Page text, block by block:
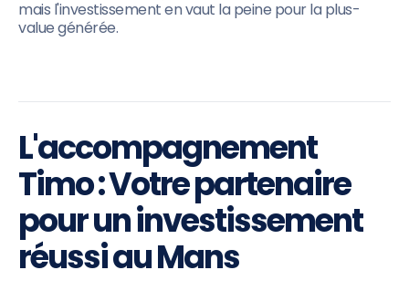
mais l'investissement en vaut la peine pour la plus-
value générée.
L'accompagnement
Timo : Votre partenaire
pour un investissement
réussi au Mans